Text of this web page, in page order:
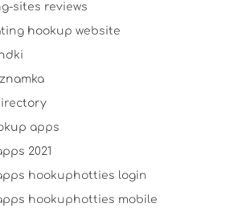
sites reviews
hookup website
apps
2021
hookuphotties login
hookuphotties mobile